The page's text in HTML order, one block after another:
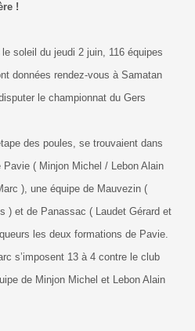
!
soleil du jeudi 2 juin, 116 équipes
données rendez-vous à Samatan
le championnat du Gers
des poules, se trouvaient dans
Pavie ( Minjon Michel / Lebon Alain
), une équipe de Mauvezin (
) et de Panassac ( Laudet Gérard et
les deux formations de Pavie.
s’imposent 13 à 4 contre le club
de Minjon Michel et Lebon Alain